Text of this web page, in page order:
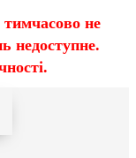
не
недоступне.